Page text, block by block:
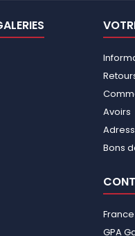
Avoirs
Bons
GPA